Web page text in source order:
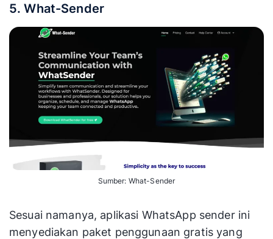
5. What-Sender
Sumber: What-Sender
Sesuai namanya, aplikasi WhatsApp sender ini
menyediakan paket penggunaan gratis yang